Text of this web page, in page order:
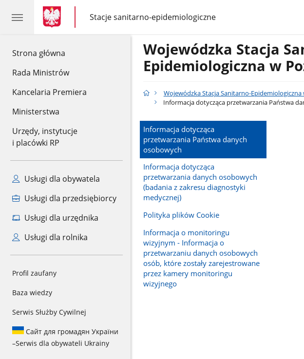
Strona główna
Rada Ministrów
Kancelaria Premiera
Ministerstwa
Urzędy, instytucje
i placówki RP
Usługi dla obywatela
Usługi dla przedsiębiorcy
Usługi dla urzędnika
Usługi dla rolnika
Profil zaufany
Baza wiedzy
Serwis Służby Cywilnej
Сайт для громадян України
–Serwis dla obywateli Ukrainy
gov.pl
gov.pl
Stacje sanitarno-epidemiologiczne
gov.pl
Stacje
sanitarno-
epidemiologiczne
Wojewódzka Stacja
Epidemiologiczna w
Wojewódzka Stacja Sanitarno-Epidemiologiczna
Informacja dotycząca przetwarzania Państwa
Informacja dotycząca
przetwarzania Państwa danych
osobowych
Informacja dotycząca
przetwarzania danych osobowych
(badania z zakresu diagnostyki
medycznej)
Polityka plików Cookie
Informacja o monitoringu
wizyjnym - Informacja o
przetwarzaniu danych osobowych
osób, które zostały zarejestrowane
przez kamery monitoringu
wizyjnego